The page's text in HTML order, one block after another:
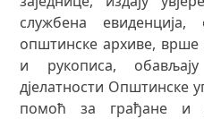
службена
општинске архиве, врше
и рукописа,
дјелатности Општинске
помоћ за грађане и